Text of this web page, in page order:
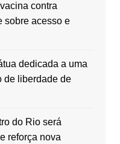
contra
sobre acesso e
dedicada a uma
de liberdade de
do Rio será
reforça nova